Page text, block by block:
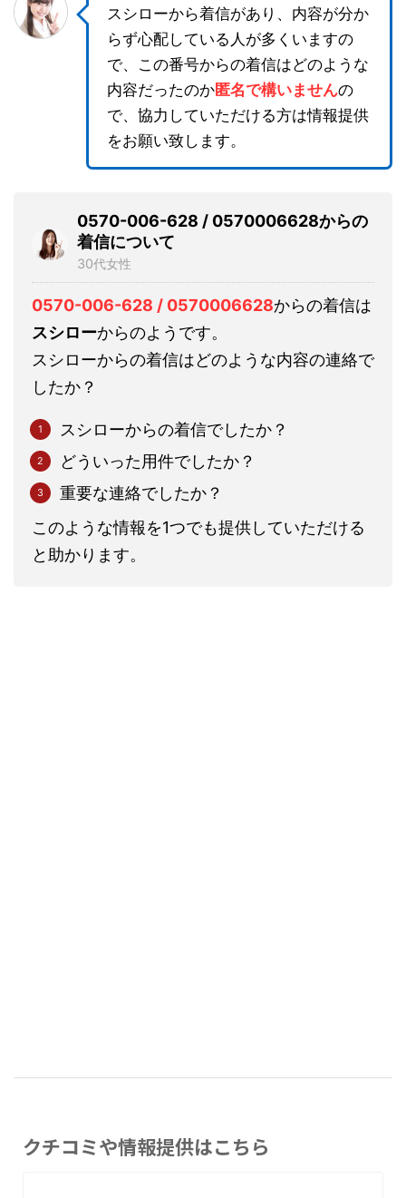
スシローから着信があり、内容が分か
らず心配している人が多くいますの
で、この番号からの着信はどのような
内容だったのか匿名で構いませんの
で、協力していただける方は情報提供
をお願い致します。
0570-006-628 / 0570006628からの
着信について
30代女性
0570-006-628 / 0570006628からの着信は
スシローからのようです。
スシローからの着信はどのような内容の連絡で
したか？
スシローからの着信でしたか？
どういった用件でしたか？
重要な連絡でしたか？
このような情報を1つでも提供していただける
と助かります。
クチコミや情報提供はこちら